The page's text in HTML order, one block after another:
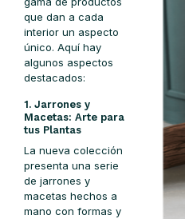
que dan a cada
interior un aspecto
único. Aquí hay
algunos aspectos
destacados:
1. Jarrones y
Macetas: Arte para
tus Plantas
La nueva colección
presenta una serie
de jarrones y
macetas hechos a
mano con formas y